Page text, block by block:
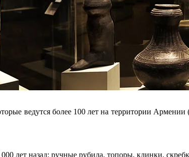
ведутся более 100 лет на территории
лет назад: ручные рубила, топоры, клинки,